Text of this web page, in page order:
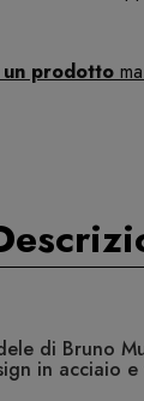
prodotto
di Bruno
in acciaio